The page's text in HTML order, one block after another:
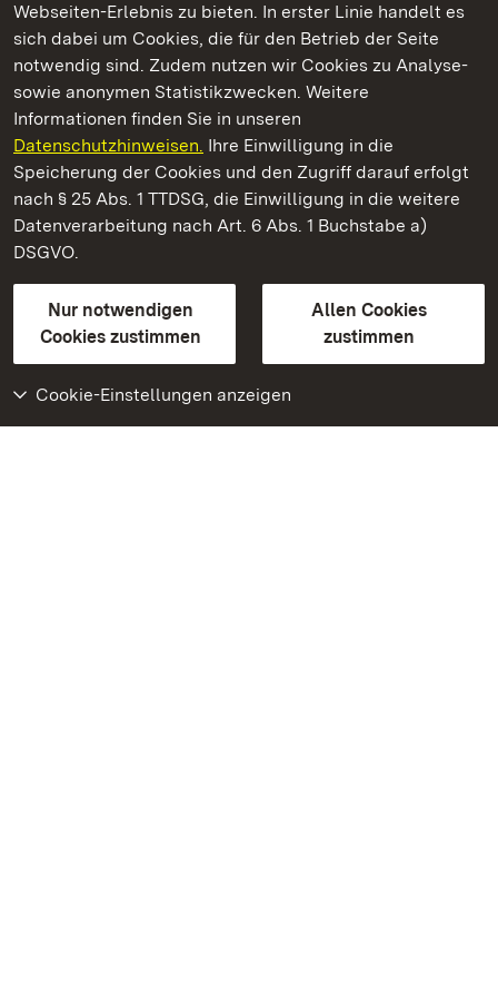
Webseiten-Erlebnis zu bieten. In erster Linie handelt es
sich dabei um Cookies, die für den Betrieb der Seite
notwendig sind. Zudem nutzen wir Cookies zu Analyse-
sowie anonymen Statistikzwecken. Weitere
Informationen finden Sie in unseren
Datenschutzhinweisen. Ihre Einwilligung in die
Speicherung der Cookies und den Zugriff darauf erfolgt
nach § 25 Abs. 1 TTDSG, die Einwilligung in die weitere
Datenverarbeitung nach Art. 6 Abs. 1 Buchstabe a)
DSGVO.
Nur notwendigen
Cookies zustimmen
Allen Cookies
zustimmen
Cookie-Einstellungen anzeigen
Kommen. Staunen. Genießen.
Residenzschloss Rastatt
Staatliche Schlösser und Gärten Baden-Württemberg
Kontakt
GebärdenspracheLeichte Sprache
Erklärung zur Barrierefreiheit
BITV-konform (geprüfte Seiten)
Weiteres